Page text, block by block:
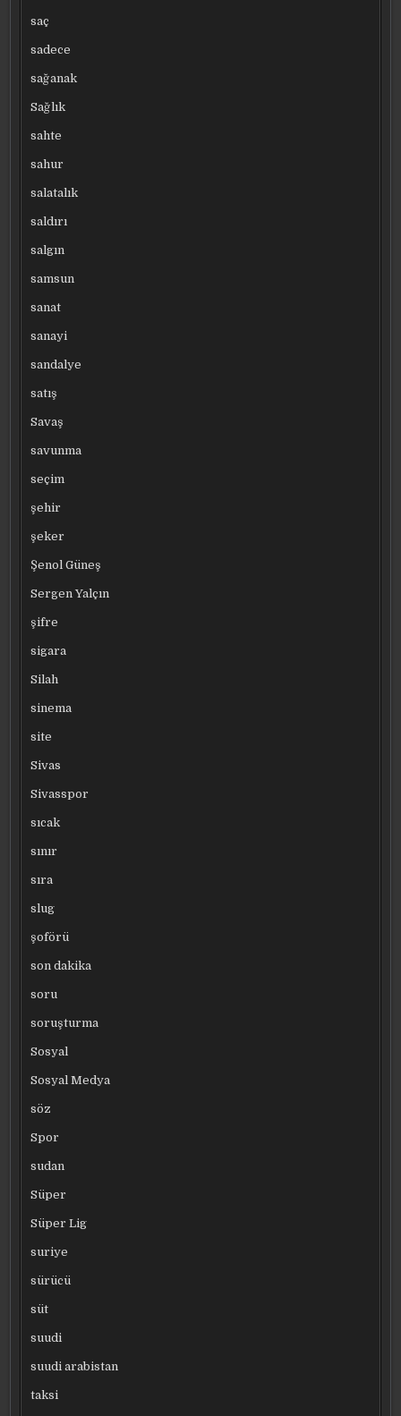
saç
sadece
sağanak
Sağlık
sahte
sahur
salatalık
saldırı
salgın
samsun
sanat
sanayi
sandalye
satış
Savaş
savunma
seçim
şehir
şeker
Şenol Güneş
Sergen Yalçın
şifre
sigara
Silah
sinema
site
Sivas
Sivasspor
sıcak
sınır
sıra
slug
şoförü
son dakika
soru
soruşturma
Sosyal
Sosyal Medya
söz
Spor
sudan
Süper
Süper Lig
suriye
sürücü
süt
suudi
suudi arabistan
taksi